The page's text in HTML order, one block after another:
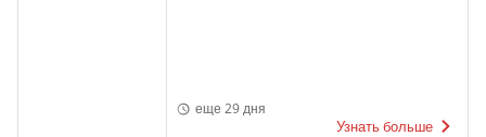
еще 29 дня
Узнать больше